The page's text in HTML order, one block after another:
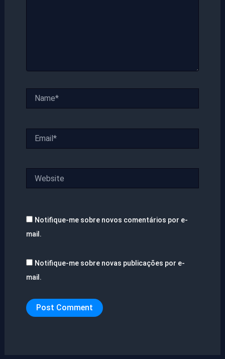
Notifique-me sobre novos comentários por e-
mail.
Notifique-me sobre novas publicações por e-
mail.